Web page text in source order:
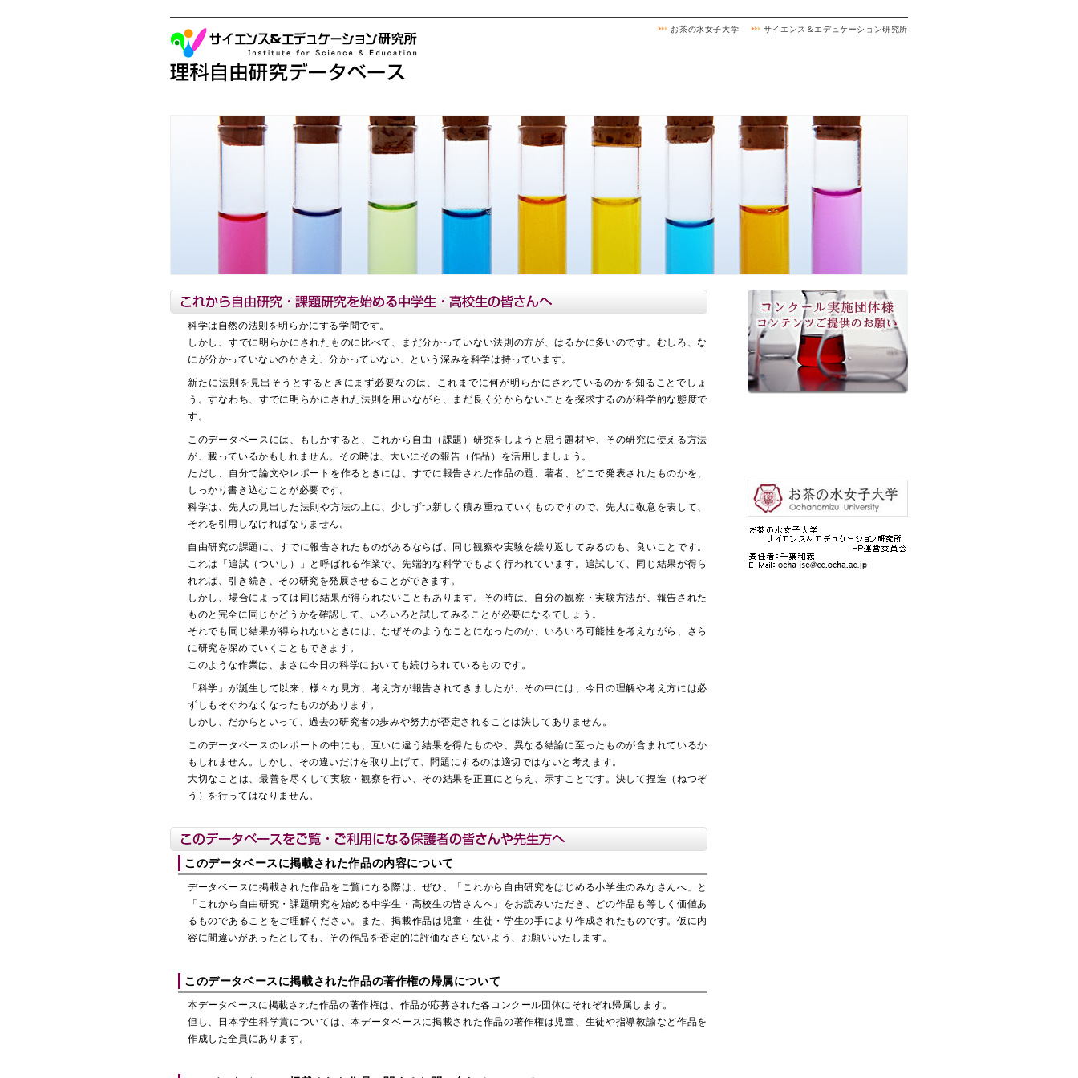
お茶の水女子大学 サイエンス＆エデュケーション研究所
科学は自然の法則を明らかにする学問です。
しかし、すでに明らかにされたものに比べて、まだ分かっていない法則の方が、はるかに多いのです。むしろ、な
にが分かっていないのかさえ、分かっていない、という深みを科学は持っています。
新たに法則を見出そうとするときにまず必要なのは、これまでに何が明らかにされているのかを知ることでしょ
う。すなわち、すでに明らかにされた法則を用いながら、まだ良く分からないことを探求するのが科学的な態度で
す。
このデータベースには、もしかすると、これから自由（課題）研究をしようと思う題材や、その研究に使える方法
が、載っているかもしれません。その時は、大いにその報告（作品）を活用しましょう。
ただし、自分で論文やレポートを作るときには、すでに報告された作品の題、著者、どこで発表されたものかを、
しっかり書き込むことが必要です。
科学は、先人の見出した法則や方法の上に、少しずつ新しく積み重ねていくものですので、先人に敬意を表して、
それを引用しなければなりません。
自由研究の課題に、すでに報告されたものがあるならば、同じ観察や実験を繰り返してみるのも、良いことです。
これは「追試（ついし）」と呼ばれる作業で、先端的な科学でもよく行われています。追試して、同じ結果が得ら
れれば、引き続き、その研究を発展させることができます。
しかし、場合によっては同じ結果が得られないこともあります。その時は、自分の観察・実験方法が、報告された
ものと完全に同じかどうかを確認して、いろいろと試してみることが必要になるでしょう。
それでも同じ結果が得られないときには、なぜそのようなことになったのか、いろいろ可能性を考えながら、さら
に研究を深めていくこともできます。
このような作業は、まさに今日の科学においても続けられているものです。
「科学」が誕生して以来、様々な見方、考え方が報告されてきましたが、その中には、今日の理解や考え方には必
ずしもそぐわなくなったものがあります。
しかし、だからといって、過去の研究者の歩みや努力が否定されることは決してありません。
このデータベースのレポートの中にも、互いに違う結果を得たものや、異なる結論に至ったものが含まれているか
もしれません。しかし、その違いだけを取り上げて、問題にするのは適切ではないと考えます。
大切なことは、最善を尽くして実験・観察を行い、その結果を正直にとらえ、示すことです。決して捏造（ねつぞ
う）を行ってはなりません。
このデータベースに掲載された作品の内容について
データベースに掲載された作品をご覧になる際は、ぜひ、「これから自由研究をはじめる小学生のみなさんへ」と
「これから自由研究・課題研究を始める中学生・高校生の皆さんへ」をお読みいただき、どの作品も等しく価値あ
るものであることをご理解ください。また、掲載作品は児童・生徒・学生の手により作成されたものです。仮に内
容に間違いがあったとしても、その作品を否定的に評価なさらないよう、お願いいたします。
このデータベースに掲載された作品の著作権の帰属について
本データベースに掲載された作品の著作権は、作品が応募された各コンクール団体にそれぞれ帰属します。
但し、日本学生科学賞については、本データベースに掲載された作品の著作権は児童、生徒や指導教諭など作品を
作成した全員にあります。